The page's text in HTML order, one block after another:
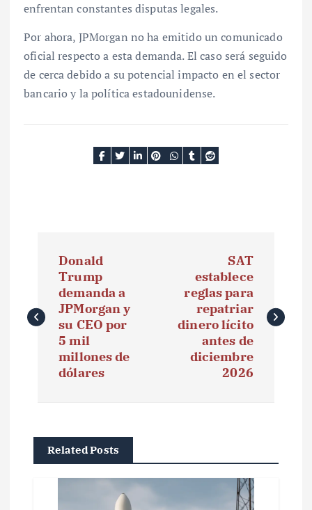
enfrentan constantes disputas legales.
Por ahora, JPMorgan no ha emitido un comunicado
oficial respecto a esta demanda. El caso será seguido
de cerca debido a su potencial impacto en el sector
bancario y la política estadounidense.
v
e
ó
Donald
Trump
demanda a
JPMorgan y
su CEO por
5 mil
millones de
dólares
SAT
establece
reglas para
repatriar
dinero lícito
antes de
diciembre
2026
Related Posts